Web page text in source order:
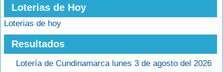
Loterias de Hoy
Loterias de hoy
Resultados
Lotería de Cundinamarca lunes 3 de agosto del 2026